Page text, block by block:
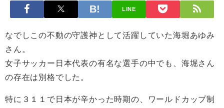
LINE
なでしこの不動の守護神として活躍していた海堀あゆみ
さん。
女子サッカー日本代表の有名な選手の中でも、海堀さん
の存在は別格でした。
特に３１１で日本が辛かった時期の、ワールドカップ制